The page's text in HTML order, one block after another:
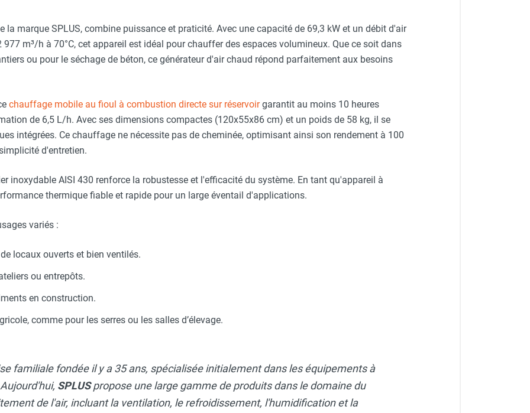
départ avant 13h) - SPLUS
S - HUSQVARNA
protège-menton Smartguard PE 10H - HUSQVARNA
M - HUSQVARNA
XL - HUSQVARNA
la marque SPLUS, combine puissance et praticité. Avec une capacité de 69,3 kW et un débit d'air
m³/h à 70°C, cet appareil est idéal pour chauffer des espaces volumineux. Que ce soit dans
ou pour le séchage de béton, ce générateur d'air chaud répond parfaitement aux besoins
chauffage mobile au fioul à combustion directe sur réservoirgarantit au moins 10 heures
de 6,5 L/h. Avec ses dimensions compactes (120x55x86 cm) et un poids de 58 kg, il se
intégrées. Ce chauffage ne nécessite pas de cheminée, optimisant ainsi son rendement à 100
d'entretien.
inoxydable AISI 430 renforce la robustesse et l'efficacité du système. En tant qu'appareil à
thermique fiable et rapide pour un large éventail d'applications.
variés :
locaux ouverts et bien ventilés.
ou entrepôts.
en construction.
comme pour les serres ou les salles d’élevage.
familiale fondée il y a 35 ans, spécialisée initialement dans les équipements à
SPLUSpropose une large gamme de produits dans le domaine du
de l'air, incluant la ventilation, le refroidissement, l'humidification et la